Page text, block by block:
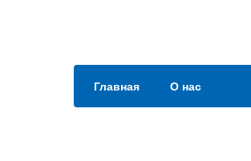
Главная О нас